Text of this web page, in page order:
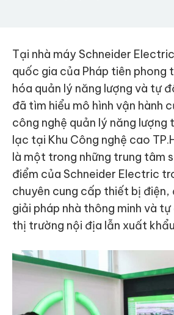
Tại nhà máy Schneider
quốc gia của Pháp tiên phong
hóa quản lý năng lượng và tự
đã tìm hiểu mô hình vận hành
công nghệ quản lý năng lượng
lạc tại Khu Công nghệ cao
là một trong những trung tâm
điểm của Schneider Electric
chuyên cung cấp thiết bị
giải pháp nhà thông minh và
thị trường nội địa lẫn xuất